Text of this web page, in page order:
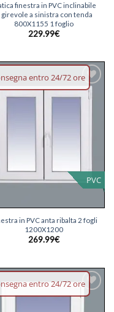
finestra in PVC inclinabile
girevole a sinistra con tenda
800X1155 1 foglio
229.99€
entro 24/72 ore
PVC
Aggiungi
lista dei
in PVC anta ribalta 2 fogli
1200X1200
269.99€
entro 24/72 ore
Aggiungi